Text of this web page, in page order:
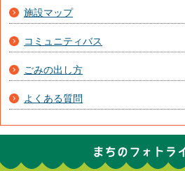
施設マップ
コミュニティバス
ごみの出し方
よくある質問